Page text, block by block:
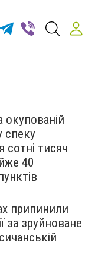
окупованій
спеку
сотні тисяч
40
припинили
за зруйноване